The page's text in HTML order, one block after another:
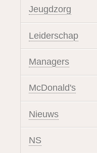
Jeugdzorg
Leiderschap
Managers
McDonald's
Nieuws
NS